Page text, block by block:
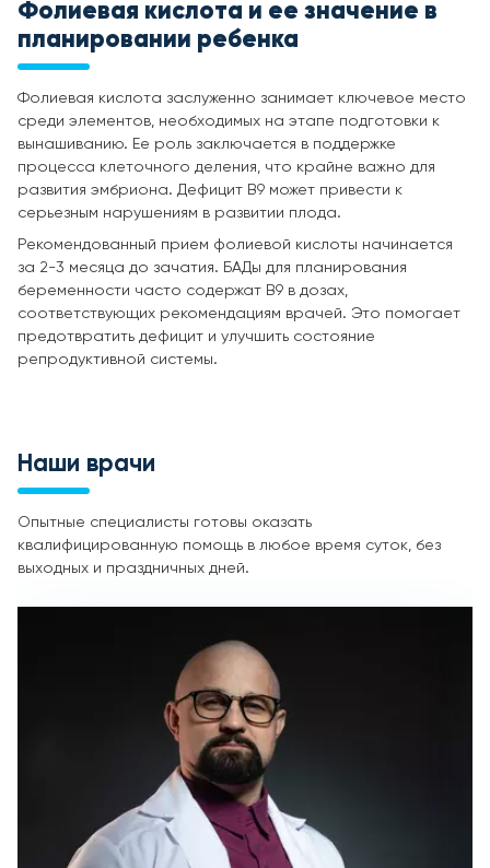
Фолиевая кислота и ее значение в
планировании ребенка
Фолиевая кислота заслуженно занимает ключевое место
среди элементов, необходимых на этапе подготовки к
вынашиванию. Ее роль заключается в поддержке
процесса клеточного деления, что крайне важно для
развития эмбриона. Дефицит B9 может привести к
серьезным нарушениям в развитии плода.
Рекомендованный прием фолиевой кислоты начинается
за 2-3 месяца до зачатия. БАДы для планирования
беременности часто содержат B9 в дозах,
соответствующих рекомендациям врачей. Это помогает
предотвратить дефицит и улучшить состояние
репродуктивной системы.
Наши врачи
Опытные специалисты готовы оказать
квалифицированную помощь в любое время суток, без
выходных и праздничных дней.